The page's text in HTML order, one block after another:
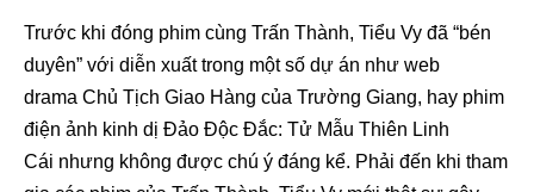
Trước khi đóng phim cùng Trấn Thành, Tiểu Vy đã “bén
duyên” với diễn xuất trong một số dự án như web
drama Chủ Tịch Giao Hàng của Trường Giang, hay phim
điện ảnh kinh dị Đảo Độc Đắc: Tử Mẫu Thiên Linh
Cái nhưng không được chú ý đáng kể. Phải đến khi tham